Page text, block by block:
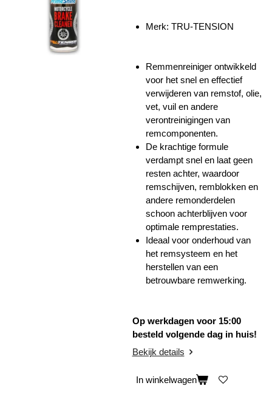
Merk: TRU-TENSION
Remmenreiniger ontwikkeld
voor het snel en effectief
verwijderen van remstof, olie,
vet, vuil en andere
verontreinigingen van
remcomponenten.
De krachtige formule
verdampt snel en laat geen
resten achter, waardoor
remschijven, remblokken en
andere remonderdelen
schoon achterblijven voor
optimale remprestaties.
Ideaal voor onderhoud van
het remsysteem en het
herstellen van een
betrouwbare remwerking.
Op werkdagen voor 15:00
besteld volgende dag in huis!
Bekijk details
In winkelwagen